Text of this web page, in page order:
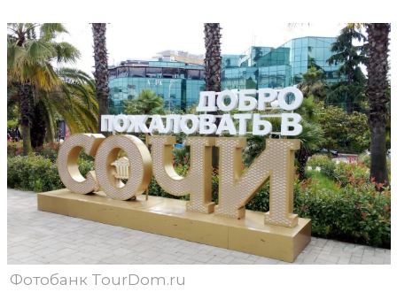
Фотобанк TourDom.ru